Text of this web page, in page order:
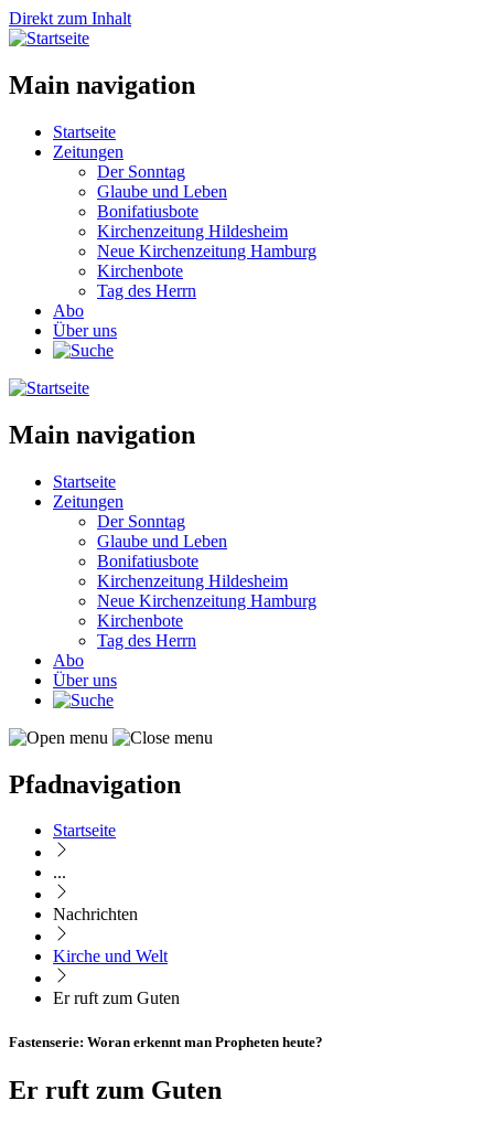
Direkt zum Inhalt
Main navigation
Startseite
Zeitungen
Der Sonntag
Glaube und Leben
Bonifatiusbote
Kirchenzeitung Hildesheim
Neue Kirchenzeitung Hamburg
Kirchenbote
Tag des Herrn
Abo
Über uns
Main navigation
Startseite
Zeitungen
Der Sonntag
Glaube und Leben
Bonifatiusbote
Kirchenzeitung Hildesheim
Neue Kirchenzeitung Hamburg
Kirchenbote
Tag des Herrn
Abo
Über uns
Pfadnavigation
Startseite
...
Nachrichten
Kirche und Welt
Er ruft zum Guten
Fastenserie: Woran erkennt man Propheten heute?
Er ruft zum Guten